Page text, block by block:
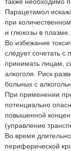
Парацетамол
при
и глюкозы в плазме.
Во избежание
следует сочетать
принимать лицам,
алкоголя. Риск
больных с
При применении
потенциально
повышенной
(управление
Во время
периферической